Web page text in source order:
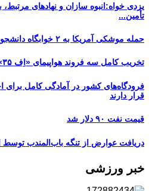
یزدی خواه:انبوه سازان و نهادهای مرتبط،
تأمین...
حمله موشکی آمریکا به ۲ خوابگاه دانشجویی در اهواز
تخریب کامل سه فروند هواپیمای «اِف ۳۵» آمریکا توسط سپاه
فرودگاه‌های کشور در آمادگی کامل برای
قرار دارند
قیمت نفت ۹۰ دلار شد
دریافت عوارض از تنگه باب‌المندب توسط
خبر ورزشی